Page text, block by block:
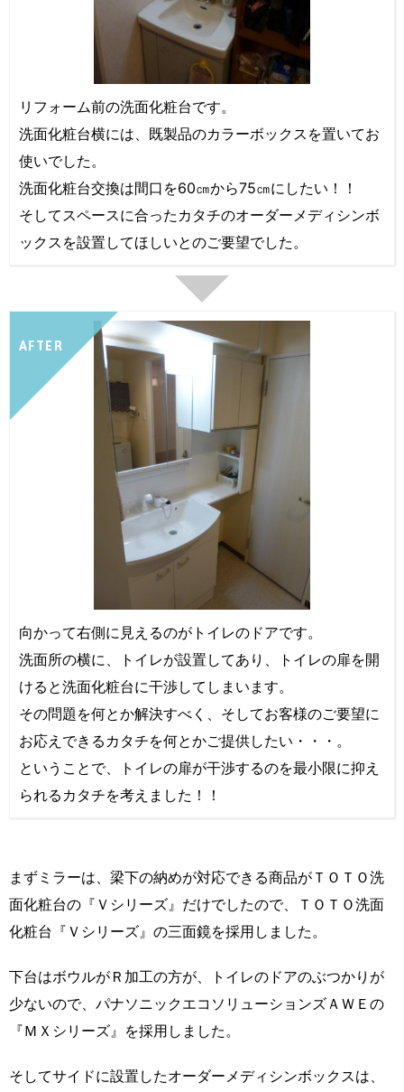
リフォーム前の洗面化粧台です。
洗面化粧台横には、既製品のカラーボックスを置いてお
使いでした。
洗面化粧台交換は間口を60㎝から75㎝にしたい！！
そしてスペースに合ったカタチのオーダーメディシンボ
ックスを設置してほしいとのご要望でした。
AFTER
向かって右側に見えるのがトイレのドアです。
洗面所の横に、トイレが設置してあり、トイレの扉を開
けると洗面化粧台に干渉してしまいます。
その問題を何とか解決すべく、そしてお客様のご要望に
お応えできるカタチを何とかご提供したい・・・。
ということで、トイレの扉が干渉するのを最小限に抑え
られるカタチを考えました！！
まずミラーは、梁下の納めが対応できる商品がＴＯＴＯ洗
面化粧台の『Ｖシリーズ』だけでしたので、ＴＯＴＯ洗面
化粧台『Ｖシリーズ』の三面鏡を採用しました。
下台はボウルがＲ加工の方が、トイレのドアのぶつかりが
少ないので、パナソニックエコソリューションズＡＷＥの
『ＭＸシリーズ』を採用しました。
そしてサイドに設置したオーダーメディシンボックスは、